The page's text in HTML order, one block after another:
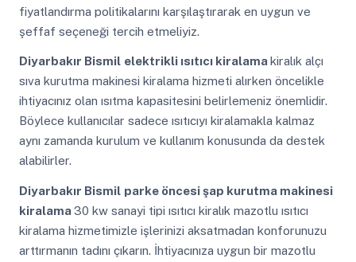
fiyatlandırma politikalarını karşılaştırarak en uygun ve
şeffaf seçeneği tercih etmeliyiz.
Diyarbakır Bismil elektrikli ısıtıcı kiralamakiralık alçı
sıva kurutma makinesi kiralama hizmeti alırken öncelikle
ihtiyacınız olan ısıtma kapasitesini belirlemeniz önemlidir.
Böylece kullanıcılar sadece ısıtıcıyı kiralamakla kalmaz
aynı zamanda kurulum ve kullanım konusunda da destek
alabilirler.
Diyarbakır Bismil parke öncesi şap kurutma makinesi
kiralama30 kw sanayi tipi ısıtıcı kiralık mazotlu ısıtıcı
kiralama hizmetimizle işlerinizi aksatmadan konforunuzu
arttırmanın tadını çıkarın. İhtiyacınıza uygun bir mazotlu